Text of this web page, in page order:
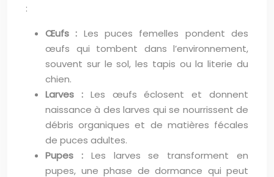
:
Œufs : Les puces femelles pondent des
œufs qui tombent dans l’environnement,
souvent sur le sol, les tapis ou la literie du
chien.
Larves : Les œufs éclosent et donnent
naissance à des larves qui se nourrissent de
débris organiques et de matières fécales
de puces adultes.
Pupes : Les larves se transforment en
pupes, une phase de dormance qui peut